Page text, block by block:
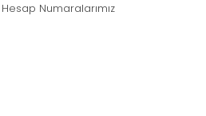
Hesap Numaralarımız